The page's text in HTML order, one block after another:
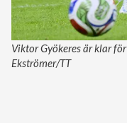
Viktor Gyökeres är klar
Ekströmer/TT